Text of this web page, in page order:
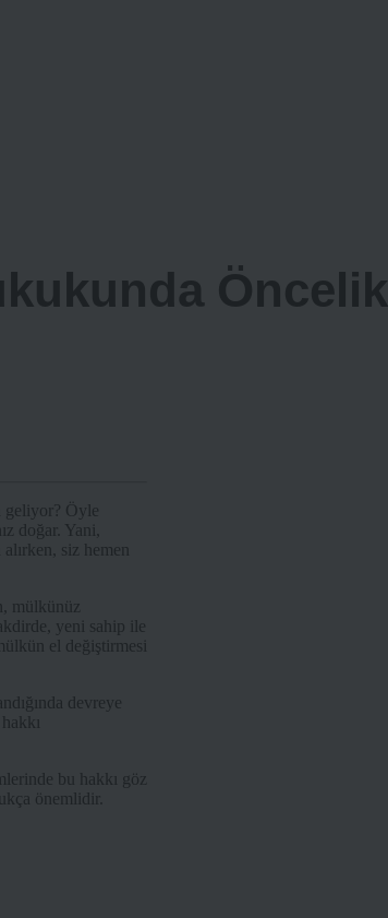
Öncelik
geliyor? Öyle
doğar. Yani,
siz hemen
mülkünüz
yeni sahip ile
el değiştirmesi
devreye
bu hakkı göz
önemlidir.